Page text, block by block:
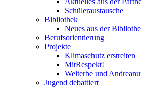
Schüleraustausche
Bibliothek
Neues aus der
Berufsorientierung
Projekte
Klimaschutz erstreiten
MitRespekt!
Welterbe und
Jugend debattiert